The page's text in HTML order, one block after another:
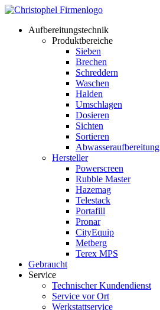
Aufbereitungstechnik
Produktbereiche
Sieben
Brechen
Schreddern
Waschen
Halden
Umschlagen
Dosieren
Sichten
Sortieren
Abwasseraufbereitung
Hersteller
Powerscreen
Rubble Master
Hazemag
Telestack
Portafill
Pronar
CityEquip
Metberg
Terex MPS
Gebraucht
Service
Technischer Kundendienst
Service vor Ort
Werkstattservice